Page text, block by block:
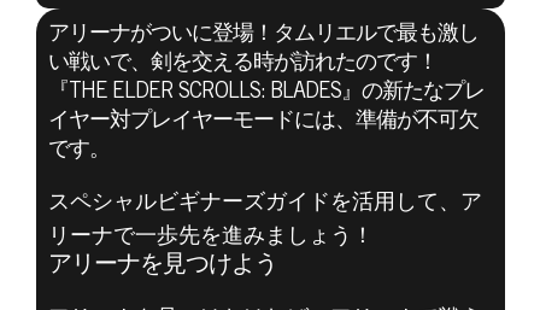
The Elder Scrolls: Blades
2019年12月10日
アリーナは初め
てですか？役立
アリーナがついに登場！タムリエルで最も激し
い戦いで、剣を交える時が訪れたのです！
『THE ELDER SCROLLS: BLADES』の新たなプレ
イヤー対プレイヤーモードには、準備が不可欠
です。
スペシャルビギナーズガイドを活用して、ア
リーナで一歩先を進みましょう！
アリーナを見つけよう